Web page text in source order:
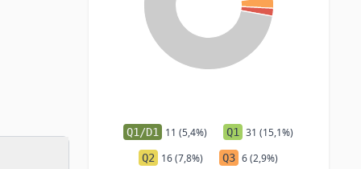
Q1/D1 11 (5,4%) Q1 31 (15,1%)
Q2 16 (7,8%) Q3 6 (2,9%)